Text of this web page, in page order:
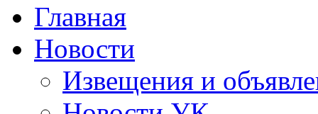
Главная
Новости
Извещения и